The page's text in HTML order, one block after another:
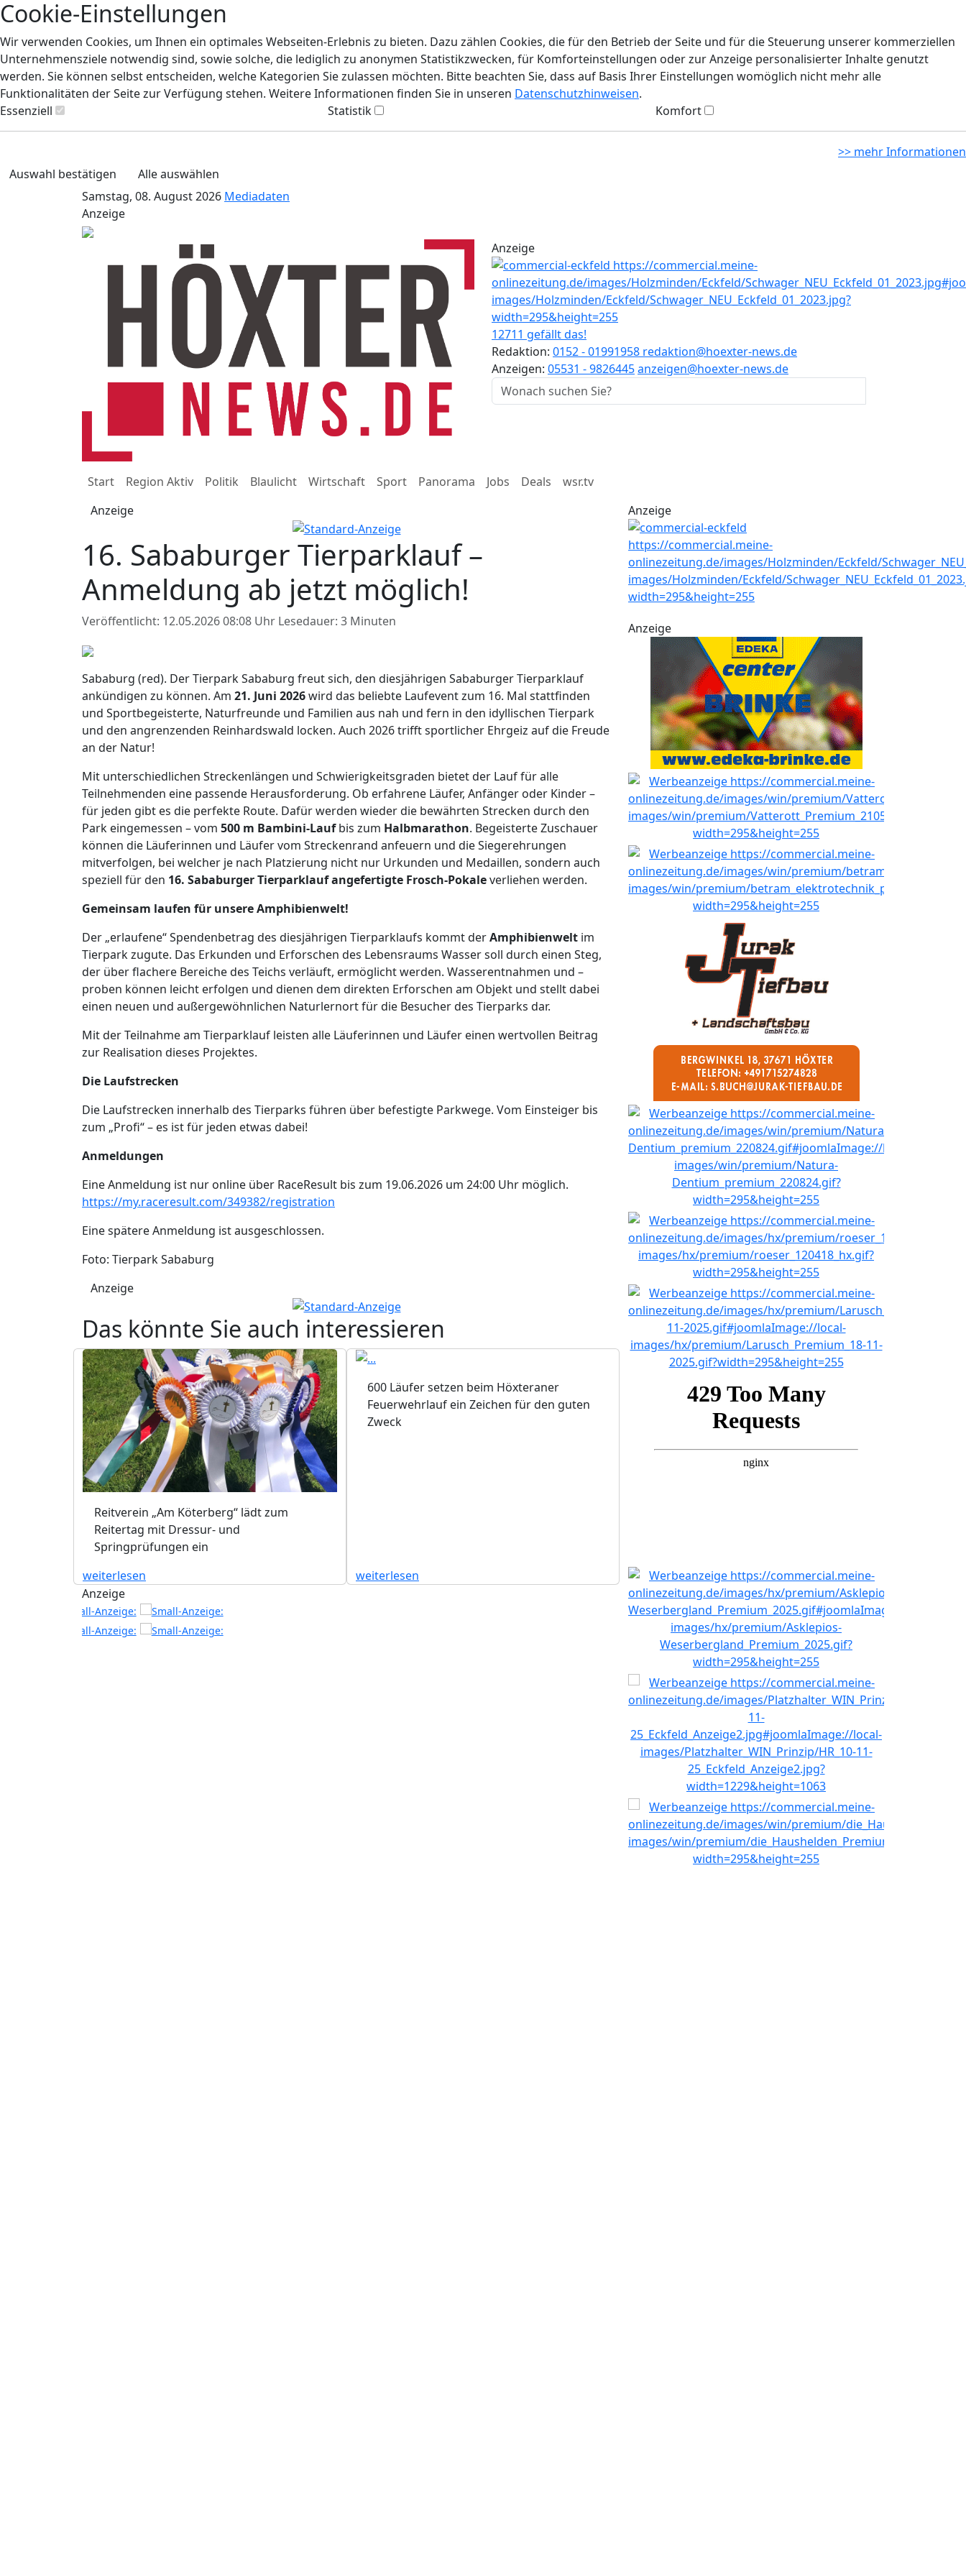
Cookie-Einstellungen
Wir verwenden Cookies, um Ihnen ein optimales Webseiten-Erlebnis zu bieten. Dazu zählen Cookies, die für den Betrieb der Seite und für die Steuerung unserer kommerziellen
Unternehmensziele notwendig sind, sowie solche, die lediglich zu anonymen Statistikzwecken, für Komforteinstellungen oder zur Anzeige personalisierter Inhalte genutzt
werden. Sie können selbst entscheiden, welche Kategorien Sie zulassen möchten. Bitte beachten Sie, dass auf Basis Ihrer Einstellungen womöglich nicht mehr alle
Funktionalitäten der Seite zur Verfügung stehen. Weitere Informationen finden Sie in unseren Datenschutzhinweisen.
Essenziell
Statistik Komfort
>> mehr Informationen
Auswahl bestätigen
Alle auswählen
Samstag, 08. August 2026 Mediadaten
Anzeige
Anzeige
12711 gefällt das!
Redaktion: 0152 - 01991958 redaktion@hoexter-news.de
Anzeigen: 05531 - 9826445anzeigen@hoexter-news.de
Start Region Aktiv Politik Blaulicht Wirtschaft Sport Panorama Jobs Deals
wsr.tv
Anzeige
16. Sababurger Tierparklauf –
Anmeldung ab jetzt möglich!
Veröffentlicht: 12.05.2026 08:08 Uhr Lesedauer: 3 Minuten
Sababurg (red). Der Tierpark Sababurg freut sich, den diesjährigen Sababurger Tierparklauf
ankündigen zu können. Am 21. Juni 2026wird das beliebte Laufevent zum 16. Mal stattfinden
und Sportbegeisterte, Naturfreunde und Familien aus nah und fern in den idyllischen Tierpark
und den angrenzenden Reinhardswald locken. Auch 2026 trifft sportlicher Ehrgeiz auf die Freude
an der Natur!
Mit unterschiedlichen Streckenlängen und Schwierigkeitsgraden bietet der Lauf für alle
Teilnehmenden eine passende Herausforderung. Ob erfahrene Läufer, Anfänger oder Kinder –
für jeden gibt es die perfekte Route. Dafür werden wieder die bewährten Strecken durch den
Park eingemessen – vom 500 m Bambini-Laufbis zum Halbmarathon. Begeisterte Zuschauer
können die Läuferinnen und Läufer vom Streckenrand anfeuern und die Siegerehrungen
mitverfolgen, bei welcher je nach Platzierung nicht nur Urkunden und Medaillen, sondern auch
speziell für den 16. Sababurger Tierparklauf angefertigte Frosch-Pokaleverliehen werden.
Gemeinsam laufen für unsere Amphibienwelt!
Der „erlaufene“ Spendenbetrag des diesjährigen Tierparklaufs kommt derAmphibienwelt im
Tierpark zugute. Das Erkunden und Erforschen des Lebensraums Wasser soll durch einen Steg,
der über flachere Bereiche des Teichs verläuft, ermöglicht werden. Wasserentnahmen und –
proben können leicht erfolgen und dienen dem direkten Erforschen am Objekt und stellt dabei
einen neuen und außergewöhnlichen Naturlernort für die Besucher des Tierparks dar.
Mit der Teilnahme am Tierparklauf leisten alle Läuferinnen und Läufer einen wertvollen Beitrag
zur Realisation dieses Projektes.
Die Laufstrecken
Die Laufstrecken innerhalb des Tierparks führen über befestigte Parkwege. Vom Einsteiger bis
zum „Profi“ – es ist für jeden etwas dabei!
Anmeldungen
Eine Anmeldung ist nur online über RaceResult bis zum 19.06.2026 um 24:00 Uhr möglich.
https://my.raceresult.com/349382/registration
Eine spätere Anmeldung ist ausgeschlossen.
Foto: Tierpark Sababurg
Anzeige
Das könnte Sie auch interessieren
Reitverein „Am Köterberg“ lädt zum
Reitertag mit Dressur- und
Springprüfungen ein
weiterlesen
600 Läufer setzen beim Höxteraner
Feuerwehrlauf ein Zeichen für den guten
Zweck
weiterlesen
Anzeige
Anzeige
Anzeige